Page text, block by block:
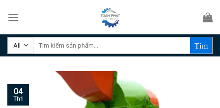
Tìm
04
Th1